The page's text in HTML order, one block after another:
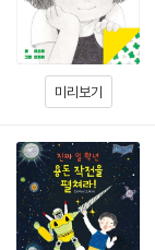
미리보기